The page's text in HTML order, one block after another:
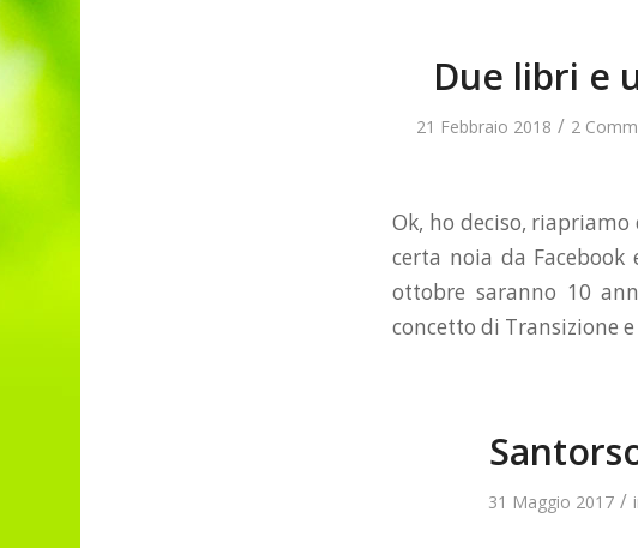
Due libri e
21 Febbraio 2018 / 2
Ok, ho deciso,
certa noia da
ottobre saranno 10
concetto di Transizione
31 Maggio 2017 /